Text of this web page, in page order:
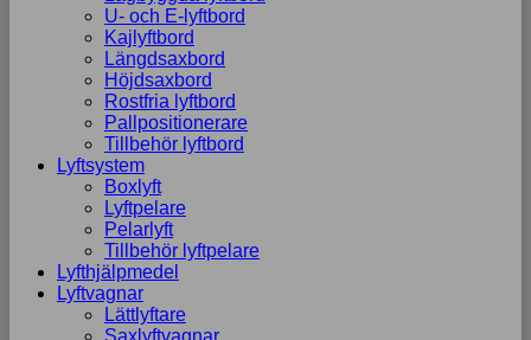
U- och E-lyftbord
Kajlyftbord
Längdsaxbord
Höjdsaxbord
Rostfria lyftbord
Pallpositionerare
Tillbehör lyftbord
Lyftsystem
Boxlyft
Lyftpelare
Pelarlyft
Tillbehör lyftpelare
Lyfthjälpmedel
Lyftvagnar
Lättlyftare
Saxlyftvagnar